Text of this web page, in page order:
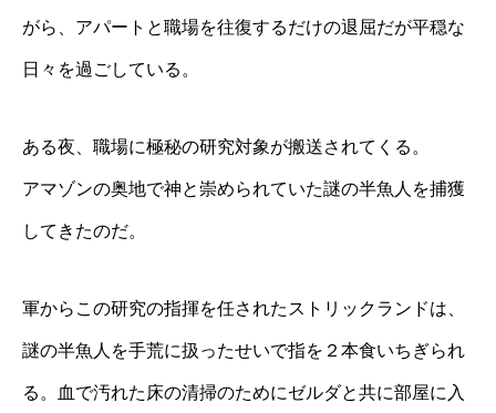
がら、アパートと職場を往復するだけの退屈だが平穏な
日々を過ごしている。
ある夜、職場に極秘の研究対象が搬送されてくる。
アマゾンの奥地で神と崇められていた謎の半魚人を捕獲
してきたのだ。
軍からこの研究の指揮を任されたストリックランドは、
謎の半魚人を手荒に扱ったせいで指を２本食いちぎられ
る。血で汚れた床の清掃のためにゼルダと共に部屋に入